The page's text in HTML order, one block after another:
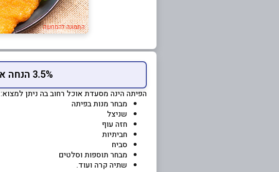
3.5% הנחה אוטומטית למשלמים בכרטיס המועדון
הפיתה הינה מסעדת אוכל רחוב בה ניתן למצוא:
מבחר מנות בפיתה
שניצל
חזה עוף
חביתיות
סביח
מבחר תוספות וסלטים
שתיה קרה ועוד.